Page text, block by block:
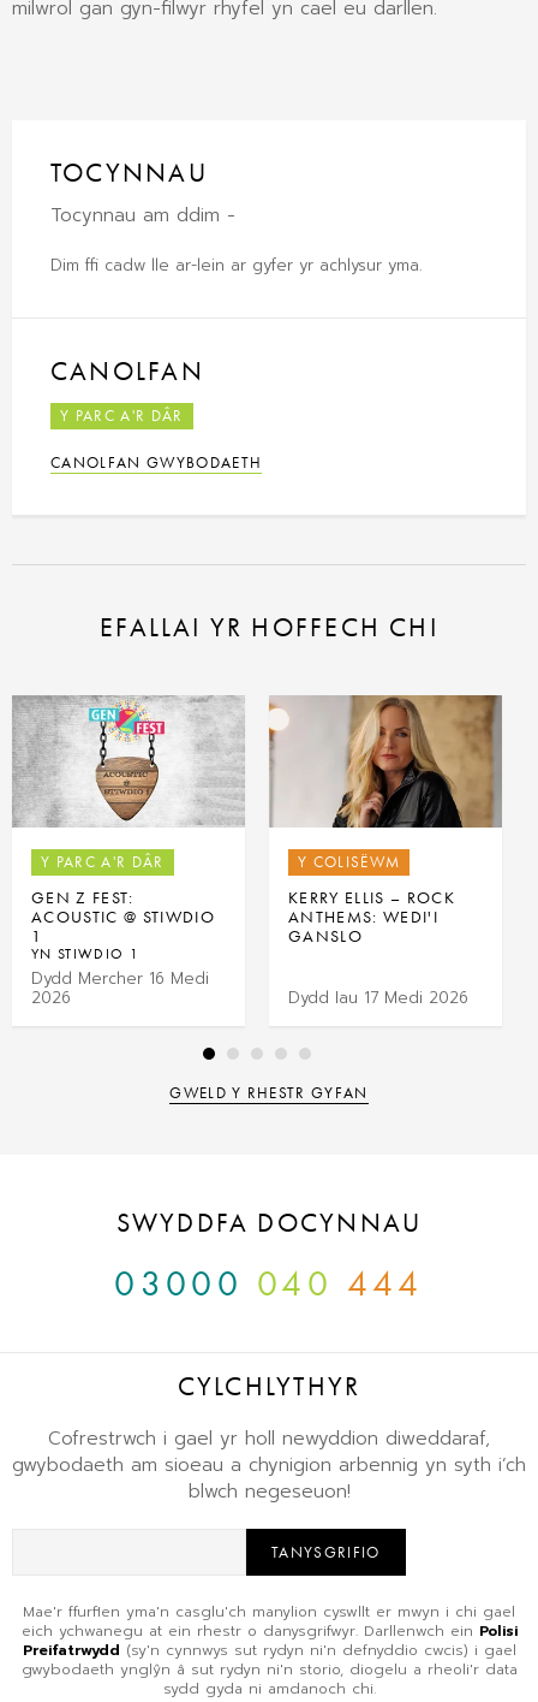
milwrol gan gyn-filwyr rhyfel yn cael eu darllen.
TOCYNNAU
Tocynnau am ddim -
Dim ffi cadw lle ar-lein ar gyfer yr achlysur yma.
CANOLFAN
Y PARC A'R DÂR
CANOLFAN GWYBODAETH
EFALLAI YR HOFFECH CHI
Y PARC A'R DÂR
GEN Z FEST:
ACOUSTIC @ STIWDIO
1
YN STIWDIO 1
Dydd Mercher 16 Medi
2026
Y COLISËWM
KERRY ELLIS – ROCK
ANTHEMS: WEDI'I
GANSLO
Dydd Iau 17 Medi 2026
GWELD Y RHESTR GYFAN
SWYDDFA DOCYNNAU
03000 040 444
CYLCHLYTHYR
Cofrestrwch i gael yr holl newyddion diweddaraf,
gwybodaeth am sioeau a chynigion arbennig yn syth i’ch
blwch negeseuon!
TANYSGRIFIO
Mae'r ffurflen yma'n casglu'ch manylion cyswllt er mwyn i chi gael
eich ychwanegu at ein rhestr o danysgrifwyr. Darllenwch ein Polisi
Preifatrwydd (sy'n cynnwys sut rydyn ni'n defnyddio cwcis) i gael
gwybodaeth ynglŷn â sut rydyn ni'n storio, diogelu a rheoli'r data
sydd gyda ni amdanoch chi.